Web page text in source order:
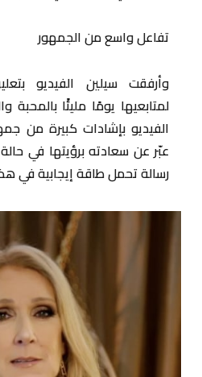
تفاعل واسع من الجمهور
وأرفقت سيلين الفيديو
لمتابعيها يومًا مليئًا بالمحبة
الفيديو بإشادات كبيرة من
عبّر عن سعادته برؤيتها في
رسالة تحمل طاقة إيجابية في